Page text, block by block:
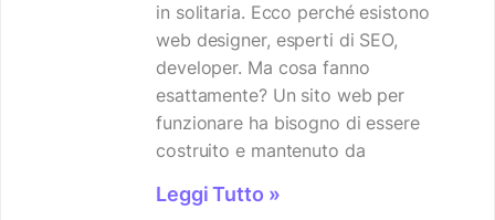
in solitaria. Ecco perché esistono
web designer, esperti di SEO,
developer. Ma cosa fanno
esattamente? Un sito web per
funzionare ha bisogno di essere
costruito e mantenuto da
Leggi Tutto »